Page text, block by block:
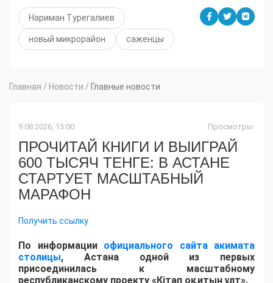
Нариман Турегалиев
новый микрорайон саженцы
Главная / Новости / Главные новости
9.08.2026, 15:00 Просмотры:
ПРОЧИТАЙ КНИГИ И ВЫИГРАЙ
600 ТЫСЯЧ ТЕНГЕ: В АСТАНЕ
СТАРТУЕТ МАСШТАБНЫЙ
МАРАФОН
Получить ссылку
По информации официального сайта акимата
столицы, Астана одной из первых
присоединилась к масштабному
республиканскому проекту «Кітап оқитын ұлт».